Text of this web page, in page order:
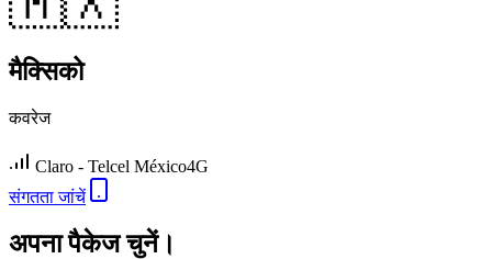
मैक्सिको
कवरेज
Claro - Telcel México4G
संगतता जांचें
अपना पैकेज चुनें।